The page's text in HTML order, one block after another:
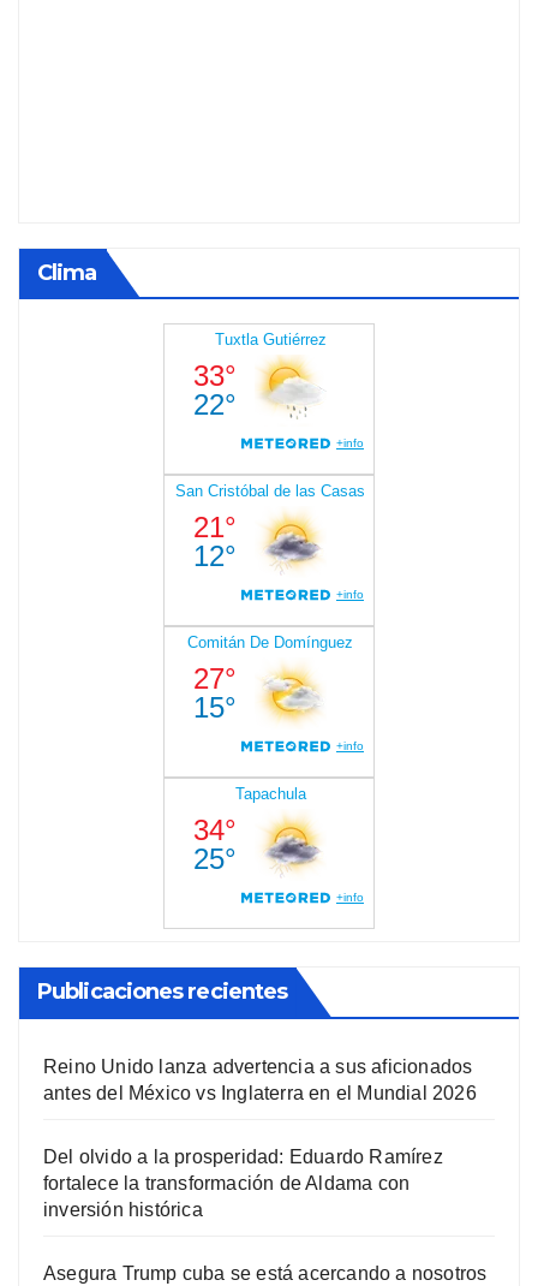
Clima
Publicaciones recientes
Reino Unido lanza advertencia a sus aficionados
antes del México vs Inglaterra en el Mundial 2026
Del olvido a la prosperidad: Eduardo Ramírez
fortalece la transformación de Aldama con
inversión histórica
Asegura Trump cuba se está acercando a nosotros